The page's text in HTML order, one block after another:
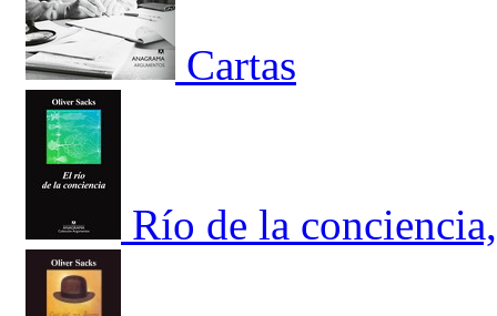
Cartas
Río de la conciencia,